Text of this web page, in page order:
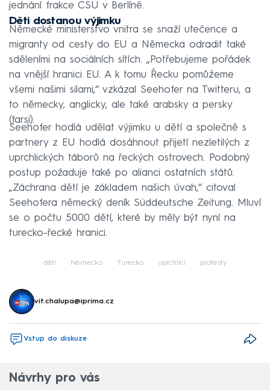
jednání frakce CSU v Berlíně.
Děti dostanou výjimku
Německé ministerstvo vnitra se snaží utečence a
migranty od cesty do EU a Německa odradit také
sděleními na sociálních sítích. „Potřebujeme pořádek
na vnější hranici EU. A k tomu Řecku pomůžeme
všemi našimi silami,“ vzkázal Seehofer na Twitteru, a
to německy, anglicky, ale také arabsky a persky
(farsi).
Seehofer hodlá udělat výjimku u dětí a společně s
partnery z EU hodlá dosáhnout přijetí nezletilých z
uprchlických táborů na řeckých ostrovech. Podobný
postup požaduje také po alianci ostatních států.
„Záchrana dětí je základem našich úvah,“ citoval
Seehofera německý deník Süddeutsche Zeitung. Mluví
se o počtu 5000 dětí, které by měly být nyní na
turecko-řecké hranici.
děti Německo Turecko uprchlíci protesty
vit.chalupa@iprima.cz
Vstup do diskuze
Návrhy pro vás